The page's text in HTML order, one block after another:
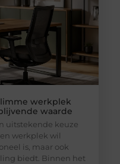
werkplek
waarde
uitstekende keuze
werkplek wil
is, maar ook
biedt. Binnen het